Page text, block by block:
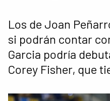
Los de Joan
si podrán contar
Garcia podría
Corey Fisher, que